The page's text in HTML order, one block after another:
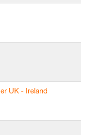
UK - Ireland